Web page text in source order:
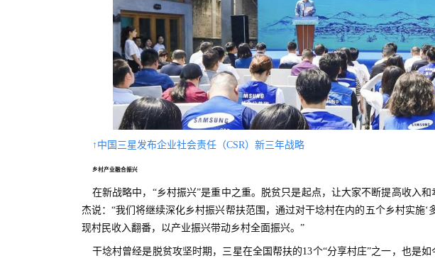
↑中国三星发布企业社会责任（CSR）新三年战略
乡村产业融合振兴
在新战略中，“乡村振兴”是重中之重。脱贫只是起点，让大家不断提高收入
杰说：“我们将继续深化乡村振兴帮扶范围，通过对干埝村在内的五个乡村实施
现村民收入翻番，以产业振兴带动乡村全面振兴。”
干埝村曾经是脱贫攻坚时期，三星在全国帮扶的13个“分享村庄”之一，也是